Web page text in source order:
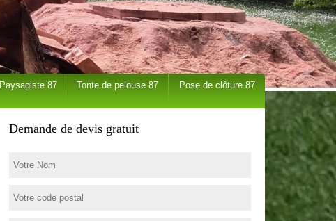
Paysagiste 87 Tonte de pelouse 87 Pose de clôture 87
Demande de devis gratuit